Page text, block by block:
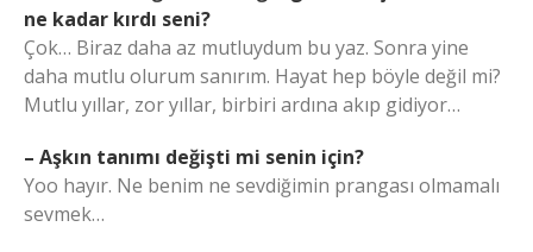
ne kadar kırdı seni?
Çok… Biraz daha az mutluydum bu yaz. Sonra yine
daha mutlu olurum sanırım. Hayat hep böyle değil mi?
Mutlu yıllar, zor yıllar, birbiri ardına akıp gidiyor…
– Aşkın tanımı değişti mi senin için?
Yoo hayır. Ne benim ne sevdiğimin prangası olmamalı
sevmek…